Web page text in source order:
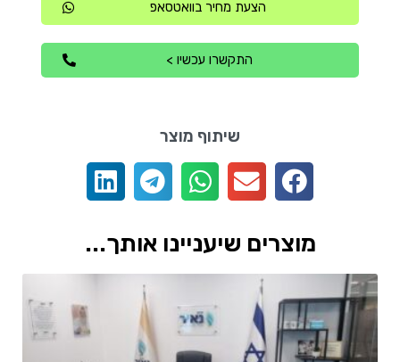
הצעת מחיר בוואטסאפ
התקשרו עכשיו >
שיתוף מוצר
מוצרים שיעניינו אותך...